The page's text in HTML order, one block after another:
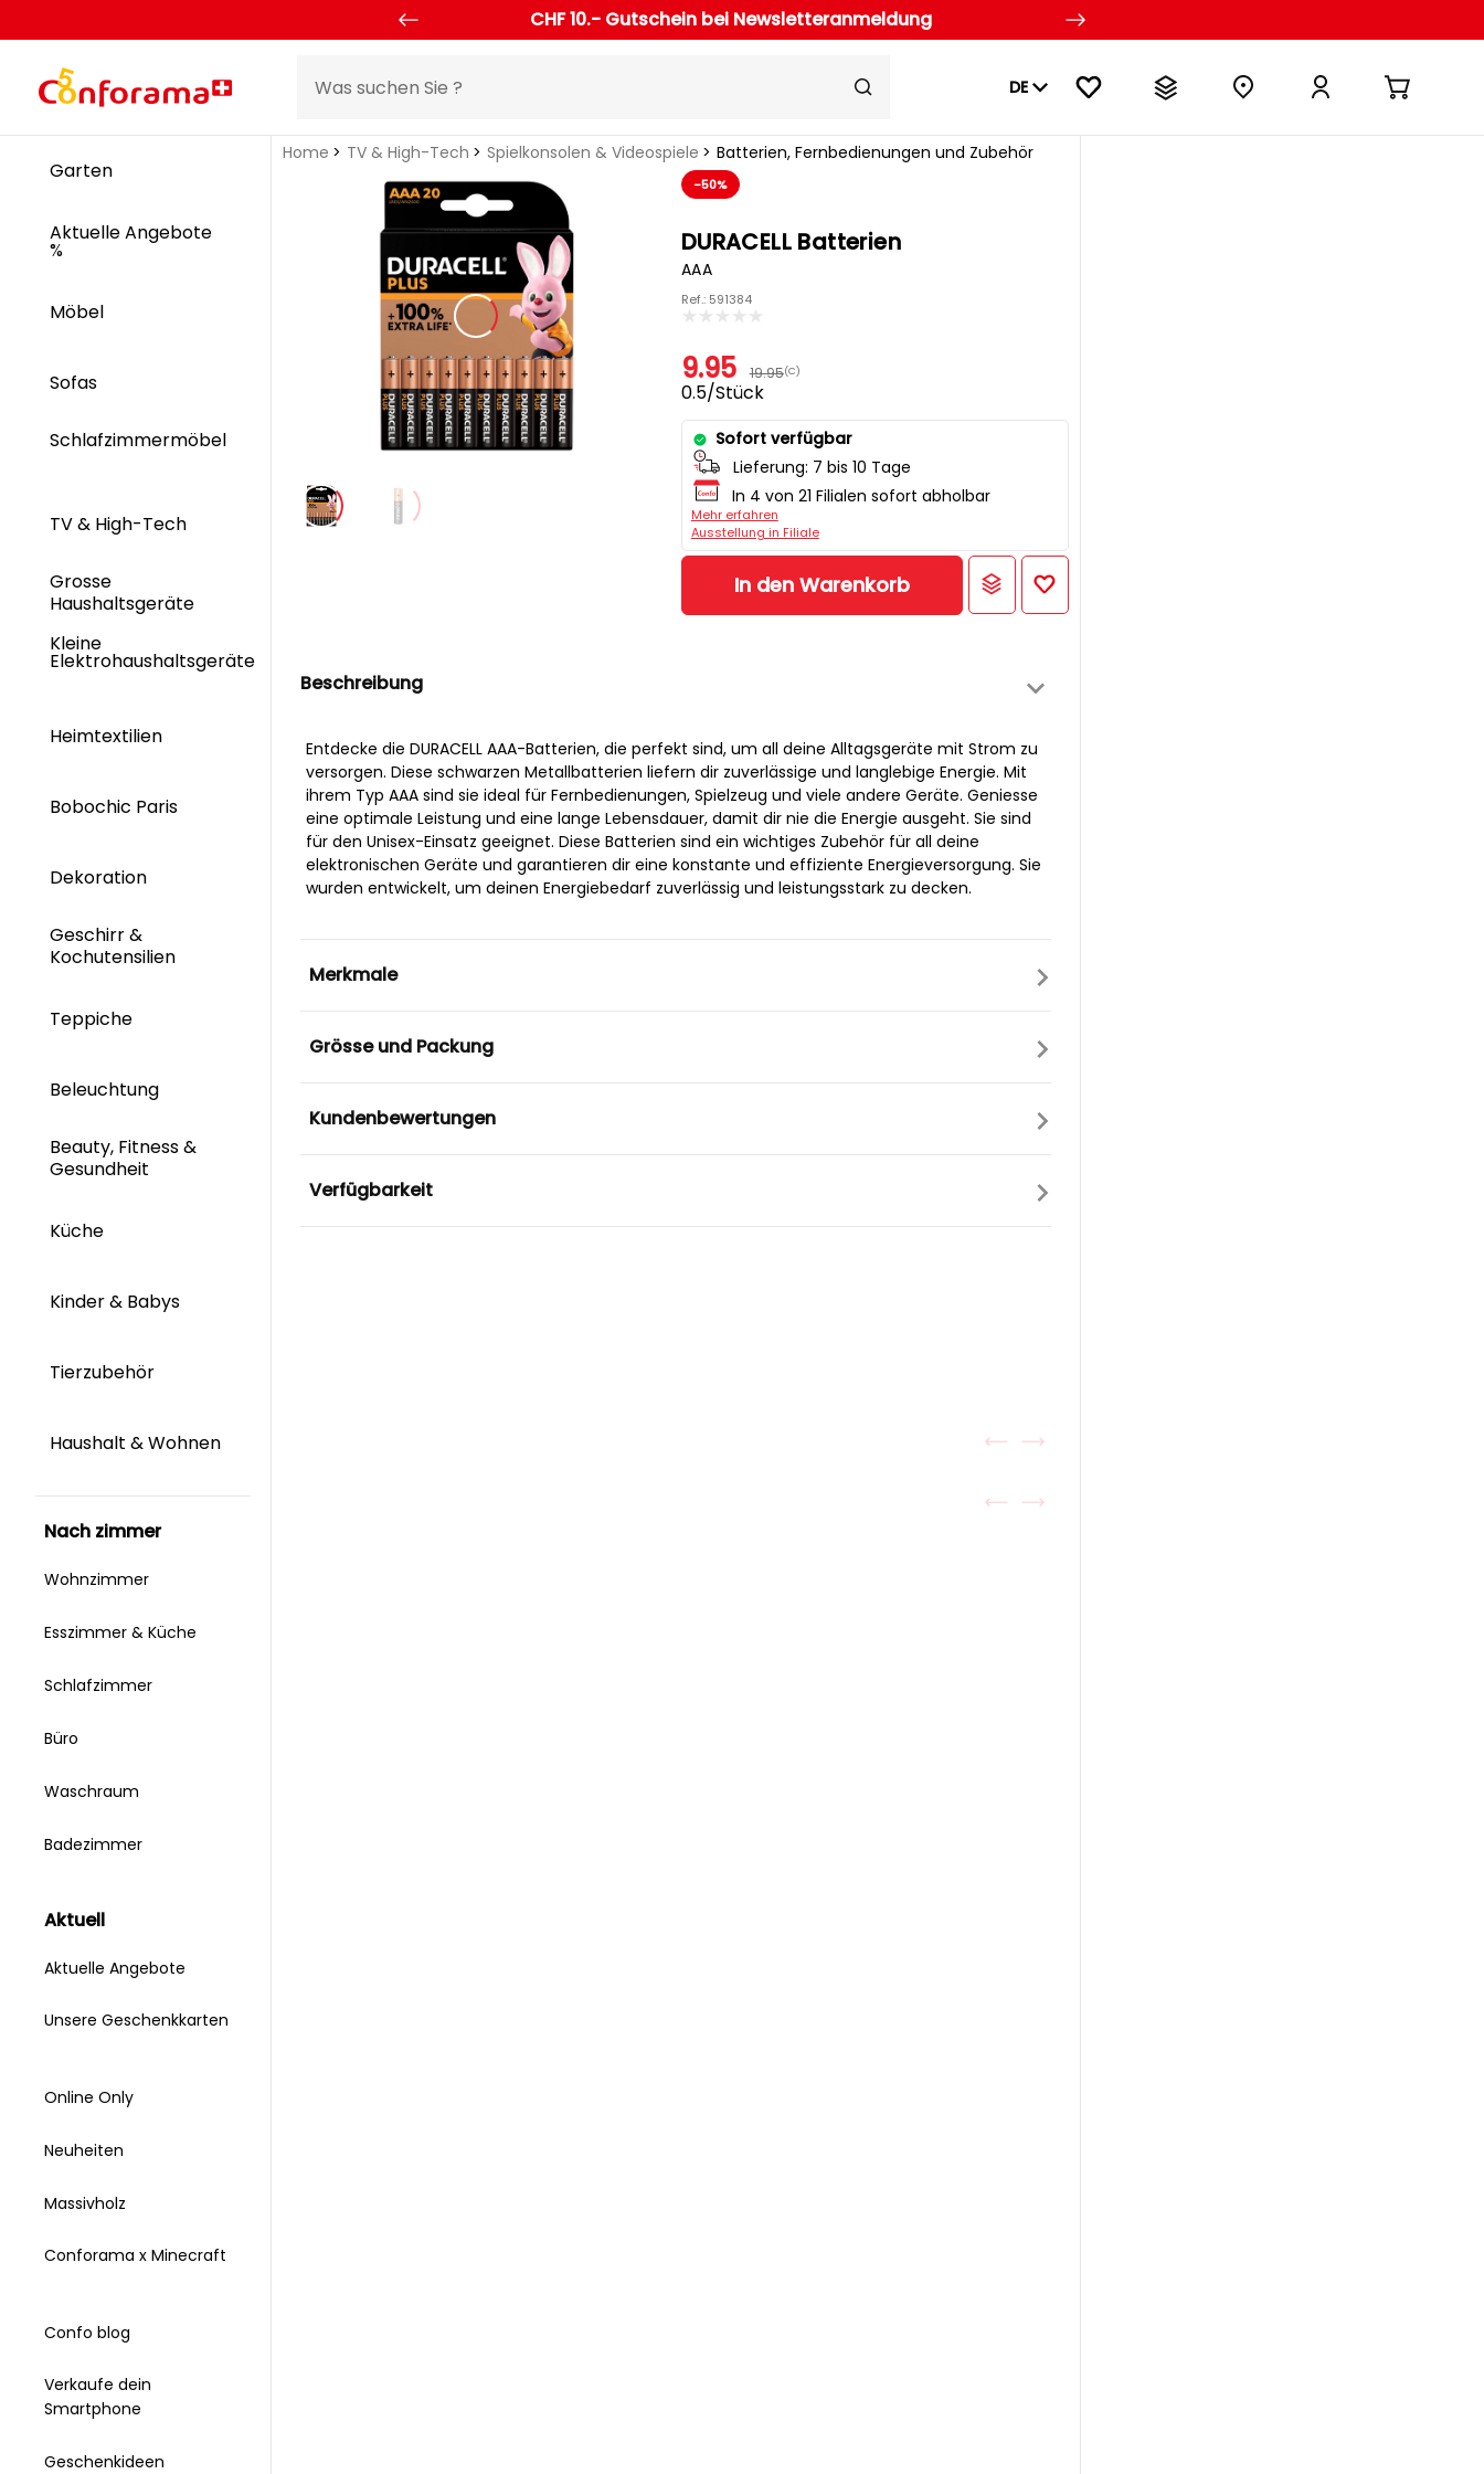
CHF 10.- Gutschein bei Newsletteranmeldung
DE
Garten
Aktuelle Angebote
%
Möbel
Sofas
Schlafzimmermöbel
TV & High-Tech
Grosse
Haushaltsgeräte
Kleine
Elektrohaushaltsgeräte
Heimtextilien
Bobochic Paris
Dekoration
Geschirr &
Kochutensilien
Teppiche
Beleuchtung
Beauty, Fitness &
Gesundheit
Küche
Kinder & Babys
Tierzubehör
Haushalt & Wohnen
nach zimmer
Wohnzimmer
Esszimmer & Küche
Schlafzimmer
Büro
Waschraum
Badezimmer
aktuell
Aktuelle Angebote
Unsere Geschenkkarten
Online Only
Neuheiten
Massivholz
Conforama x Minecraft
Confo blog
Verkaufe dein
Smartphone
Geschenkideen
Home TV & High-Tech Spielkonsolen & Videospiele Batterien, Fernbedienungen und Zubehör
-50%
DURACELL Batterien
AAA
Ref.: 591384
9.95 19.95(C)
0.5/Stück
Sofort verfügbar
Lieferung: 7 bis 10 Tage
In 4 von 21 Filialen sofort abholbar
Mehr erfahren
Ausstellung in Filiale
In den Warenkorb
Beschreibung
Entdecke die DURACELL AAA-Batterien, die perfekt sind, um all deine Alltagsgeräte mit Strom zu
versorgen. Diese schwarzen Metallbatterien liefern dir zuverlässige und langlebige Energie. Mit
ihrem Typ AAA sind sie ideal für Fernbedienungen, Spielzeug und viele andere Geräte. Geniesse
eine optimale Leistung und eine lange Lebensdauer, damit dir nie die Energie ausgeht. Sie sind
für den Unisex-Einsatz geeignet. Diese Batterien sind ein wichtiges Zubehör für all deine
elektronischen Geräte und garantieren dir eine konstante und effiziente Energieversorgung. Sie
wurden entwickelt, um deinen Energiebedarf zuverlässig und leistungsstark zu decken.
Merkmale
Grösse und Packung
Kundenbewertungen
Verfügbarkeit